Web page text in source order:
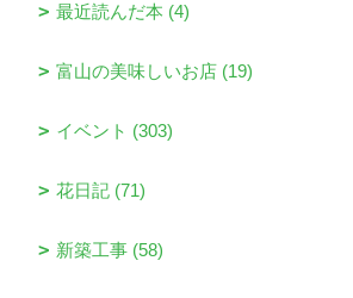
最近読んだ本 (4)
富山の美味しいお店 (19)
イベント (303)
花日記 (71)
新築工事 (58)